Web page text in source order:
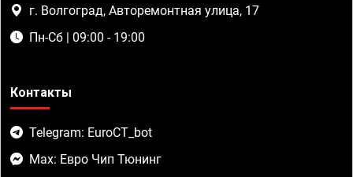
г. Волгоград, Авторемонтная улица, 17
Пн-Сб | 09:00 - 19:00
Контакты
Telegram: EuroCT_bot
Max: Евро Чип Тюнинг